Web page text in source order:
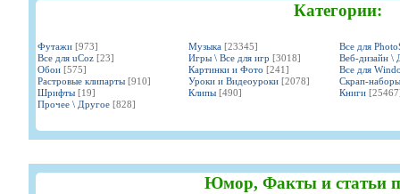
Категории:
Футажи [973] Музыка [23345]
Все для
Все для uCoz [23] Игры \ Все для игр [3018]
Веб-дизайн \
Обои [575] Картинки и Фото [241]
Все для
Растровые клипарты [910] Уроки и Видеоуроки [2078]
Скрап-наборы
Шрифты [19] Клипы [490] Книги
Прочее \ Другое [828]
Юмор, Факты и статьи